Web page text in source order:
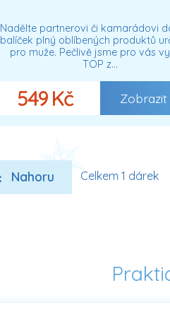
Nadělte partnerovi či kamarádovi
balíček plný oblíbených produktů
pro muže. Pečlivě jsme pro vás
TOP z…
549 Kč Zobrazit
Nahoru Celkem 1 dárek